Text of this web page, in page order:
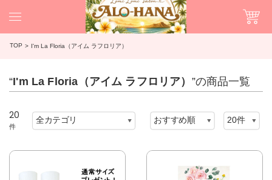
TOP I'm La Floria（アイム ラフロリア）
“I'm La Floria（アイム ラフロリア） ”の商品一覧
20
件